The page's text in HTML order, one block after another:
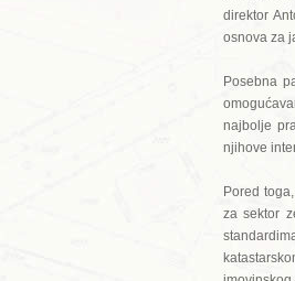
direktor
osnova za
Posebna
najbolje
njihove
Pored
za sektor